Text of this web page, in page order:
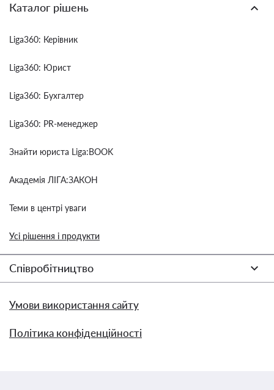
Каталог рішень
Liga360: Керівник
Liga360: Юрист
Liga360: Бухгалтер
Liga360: PR-менеджер
Знайти юриста Liga:BOOK
Академія ЛІГА:ЗАКОН
Теми в центрі уваги
Усі рішення і продукти
Співробітництво
Умови використання сайту
Політика конфіденційності